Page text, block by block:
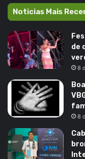
Noticias Mais
de
8
8